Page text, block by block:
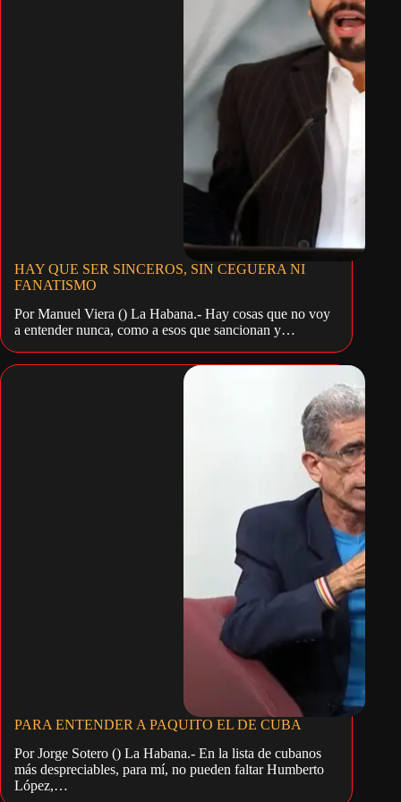
HAY QUE SER SINCEROS, SIN CEGUERA NI
FANATISMO
Por Manuel Viera () La Habana.- Hay cosas que no voy
a entender nunca, como a esos que sancionan y…
PARA ENTENDER A PAQUITO EL DE CUBA
Por Jorge Sotero () La Habana.- En la lista de cubanos
más despreciables, para mí, no pueden faltar Humberto
López,…